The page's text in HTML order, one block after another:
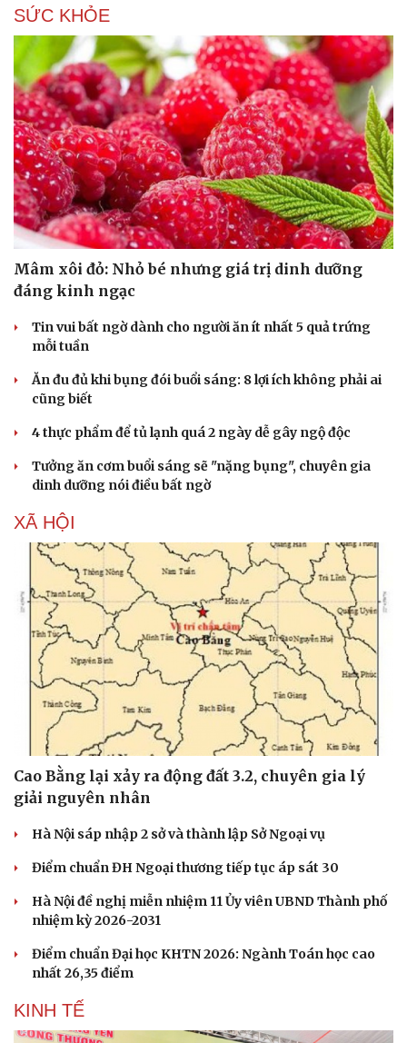
Tư vấn
check-in
Câu chuyện thời sự
Cửa sổ tình yêu
SỨC KHỎE
Mâm xôi đỏ: Nhỏ bé nhưng giá trị dinh dưỡng
đáng kinh ngạc
Tin vui bất ngờ dành cho người ăn ít nhất 5 quả trứng
mỗi tuần
Ăn đu đủ khi bụng đói buổi sáng: 8 lợi ích không phải ai
cũng biết
4 thực phẩm để tủ lạnh quá 2 ngày dễ gây ngộ độc
Tưởng ăn cơm buổi sáng sẽ "nặng bụng", chuyên gia
dinh dưỡng nói điều bất ngờ
XÃ HỘI
Cao Bằng lại xảy ra động đất 3.2, chuyên gia lý
giải nguyên nhân
Hà Nội sáp nhập 2 sở và thành lập Sở Ngoại vụ
Điểm chuẩn ĐH Ngoại thương tiếp tục áp sát 30
Hà Nội đề nghị miễn nhiệm 11 Ủy viên UBND Thành phố
nhiệm kỳ 2026-2031
Điểm chuẩn Đại học KHTN 2026: Ngành Toán học cao
nhất 26,35 điểm
KINH TẾ